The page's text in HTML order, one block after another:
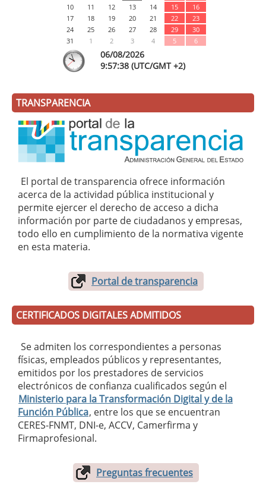
10
11 12 13 14 15
16
17
18 19 20 21 22
23
24
25 26 27 28 29
30
31
1 2 3 4 5 6
06/08/2026
9:57:39 (UTC/GMT +2)
TRANSPARENCIA
El portal de transparencia ofrece información
acerca de la actividad pública institucional y
permite ejercer el derecho de acceso a dicha
información por parte de ciudadanos y empresas,
todo ello en cumplimiento de la normativa vigente
en esta materia.
Portal de transparencia
CERTIFICADOS DIGITALES ADMITIDOS
Se admiten los correspondientes a personas
físicas, empleados públicos y representantes,
emitidos por los prestadores de servicios
electrónicos de confianza cualificados según el
Ministerio para la Transformación Digital y de la
Función Pública, entre los que se encuentran
CERES-FNMT, DNI-e, ACCV, Camerfirma y
Firmaprofesional.
Preguntas frecuentes